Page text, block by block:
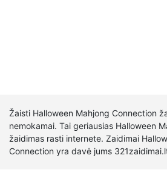
Žaisti Halloween Mahjong Connection
nemokamai. Tai geriausias Halloween
žaidimas rasti internete. Zaidimai
Connection yra davė jums